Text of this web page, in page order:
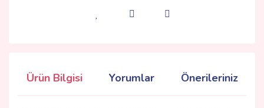
Ürün Bilgisi Yorumlar Önerileriniz